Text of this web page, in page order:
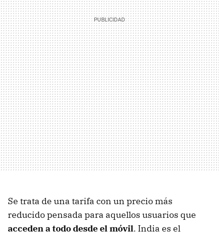
Se trata de una tarifa con un precio más
reducido pensada para aquellos usuarios que
acceden a todo desde el móvil. India es el